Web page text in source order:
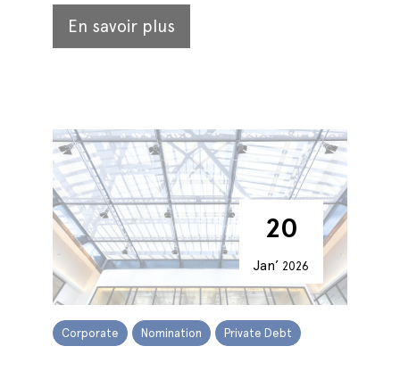
En savoir plus
20
Jan’ 2026
Corporate Nomination Private Debt